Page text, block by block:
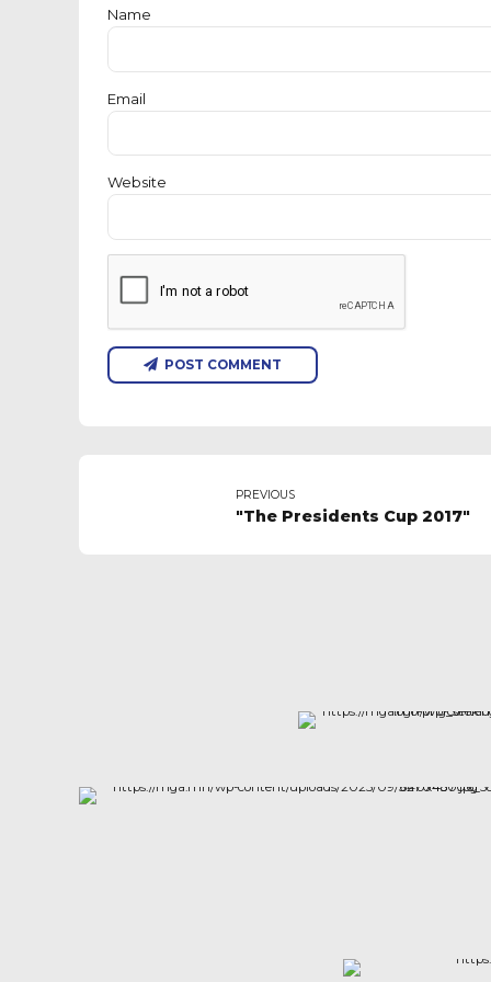
Name
Email
Website
POST COMMENT
PREVIOUS
"The Presidents Cup 2017"